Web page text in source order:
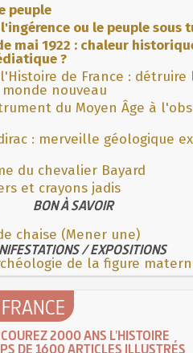
peuple
ou le peuple sous
mai 1922 : chaleur
?
de France : détruire
nouveau
du Moyen Âge à
: merveille géologique
du chevalier Bayard
et crayons jadis
BON À SAVOIR
chaise (Mener une)
/ EXPOSITIONS
de la figure
2000 ANS L'HISTOIRE
DE 1600 ARTICLES ILLUSTRÉS